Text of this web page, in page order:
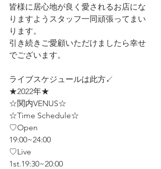
皆様に居心地が良く愛されるお店にな
りますようスタッフ一同頑張ってまい
ります。
引き続きご愛顧いただけましたら幸せ
でございます。
ライブスケジュールは此方↙️
★2022年★
☆関内VENUS☆
☆Time Schedule☆
♡Open
19:00~24:00
♡Live
1st.19:30~20:00